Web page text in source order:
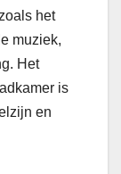
het
muziek,
Het
is
en